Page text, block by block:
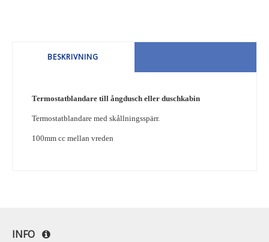
BESKRIVNING
Termostatblandare till ångdusch eller duschkabin
Termostatblandare med skållningsspärr.
100mm cc mellan vreden
INFO